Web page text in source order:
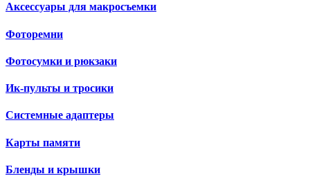
Аксессуары для макросъемки
Фоторемни
Фотосумки и рюкзаки
Ик-пульты и тросики
Системные адаптеры
Карты памяти
Бленды и крышки